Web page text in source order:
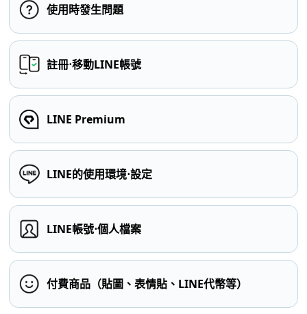
使用時發生問題
註冊⋅移動LINE帳號
LINE Premium
LINE的使用環境⋅設定
LINE帳號⋅個人檔案
付費商品（貼圖、表情貼、LINE代幣等）